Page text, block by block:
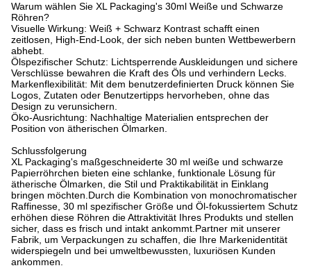
Warum wählen Sie XL Packaging's 30ml Weiße und Schwarze
Röhren?
Visuelle Wirkung: Weiß + Schwarz Kontrast schafft einen
zeitlosen, High-End-Look, der sich neben bunten Wettbewerbern
abhebt.
Ölspezifischer Schutz: Lichtsperrende Auskleidungen und sichere
Verschlüsse bewahren die Kraft des Öls und verhindern Lecks.
Markenflexibilität: Mit dem benutzerdefinierten Druck können Sie
Logos, Zutaten oder Benutzertipps hervorheben, ohne das
Design zu verunsichern.
Öko-Ausrichtung: Nachhaltige Materialien entsprechen der
Position von ätherischen Ölmarken.
Schlussfolgerung
XL Packaging's maßgeschneiderte 30 ml weiße und schwarze
Papierröhrchen bieten eine schlanke, funktionale Lösung für
ätherische Ölmarken, die Stil und Praktikabilität in Einklang
bringen möchten. Durch die Kombination von monochromatischer
Raffinesse, 30 ml spezifischer Größe und Öl-fokussiertem Schutz
erhöhen diese Röhren die Attraktivität Ihres Produkts und stellen
sicher, dass es frisch und intakt ankommt. Partner mit unserer
Fabrik, um Verpackungen zu schaffen, die Ihre Markenidentität
widerspiegeln und bei umweltbewussten, luxuriösen Kunden
ankommen.